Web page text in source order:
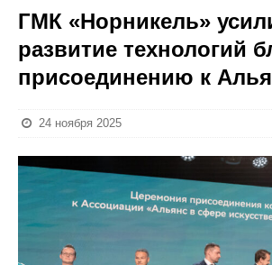
ГМК «Норникель»
развитие технологий
присоединению к
24 ноября 2025